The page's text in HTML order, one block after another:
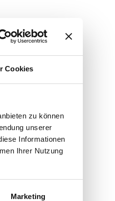
Cookies
zu können
unserer
Informationen
Ihrer Nutzung
Marketing